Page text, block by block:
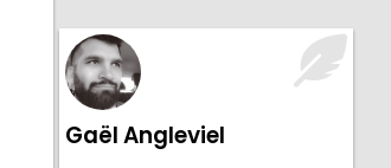
Gaël Angleviel